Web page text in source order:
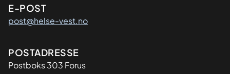
E-POST
post@helse-vest.no
Adresse
POSTADRESSE
Postboks 303 Forus